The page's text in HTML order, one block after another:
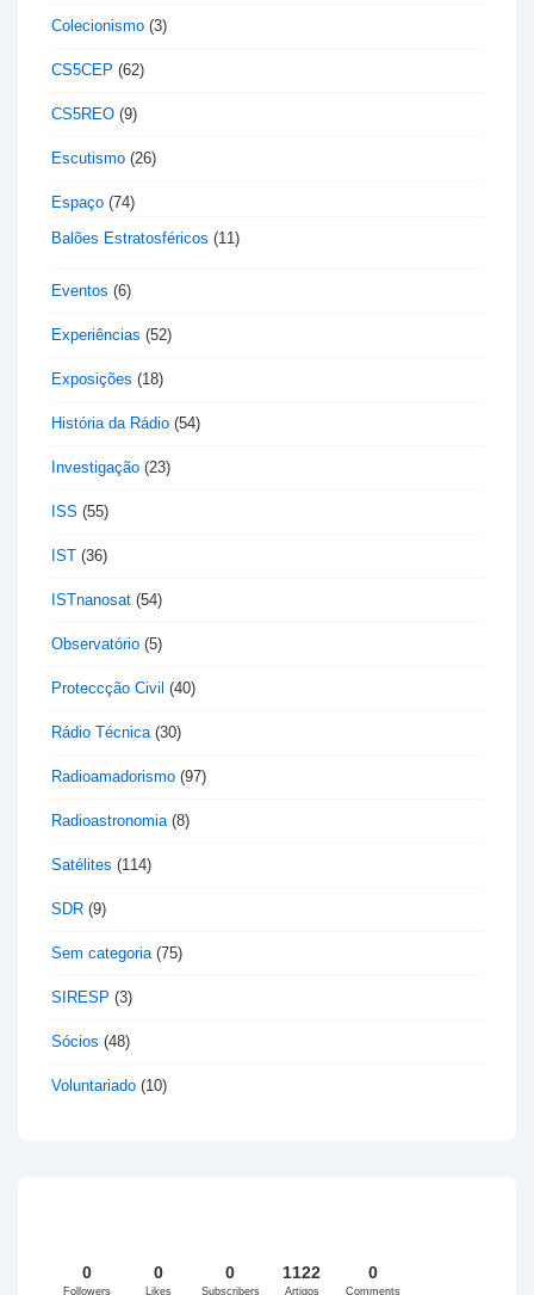
Colecionismo (3)
CS5CEP (62)
CS5REO (9)
Escutismo (26)
Espaço (74)
Balões Estratosféricos (11)
Eventos (6)
Experiências (52)
Exposições (18)
História da Rádio (54)
Investigação (23)
ISS (55)
IST (36)
ISTnanosat (54)
Observatório (5)
Proteccção Civil (40)
Rádio Técnica(30)
Radioamadorismo (97)
Radioastronomia(8)
Satélites (114)
SDR (9)
Sem categoria(75)
SIRESP (3)
Sócios (48)
Voluntariado (10)
0
Followers
0
Likes
0
Subscribers
1122
Artigos
0
Comments